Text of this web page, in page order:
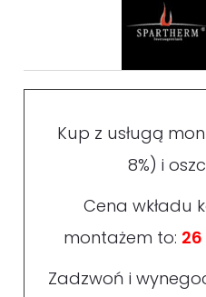
Kup z usługą
8%) i
Cena wkładu
montażem to: 26
Zadzwoń i